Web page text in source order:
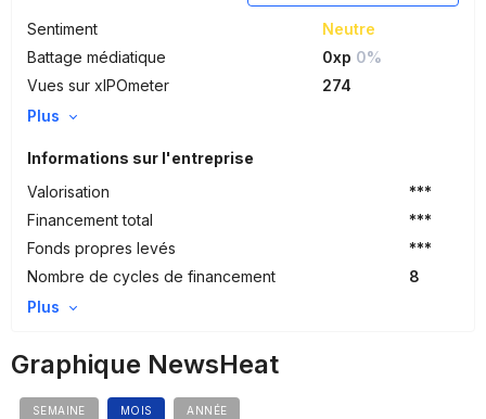
Sentiment
Neutre
Battage médiatique
0xp 0%
Vues sur xIPOmeter
274
Plus
Informations sur l'entreprise
Valorisation
***
Financement total
***
Fonds propres levés
***
Nombre de cycles de financement
8
Plus
Graphique NewsHeat
SEMAINE MOIS ANNÉE